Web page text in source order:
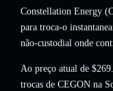
Constellation Energy
para troca-o
não-custodial onde
Ao preço atual de
trocas de CEGON na